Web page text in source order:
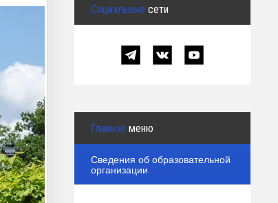
Социальные сети
Главное меню
Сведения об образовательной
организации